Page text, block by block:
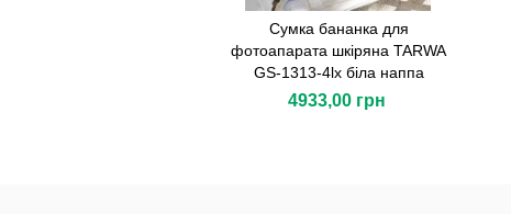
Сумка бананка для
фотоапарата шкіряна TARWA
GS-1313-4lx біла наппа
4933,00 грн